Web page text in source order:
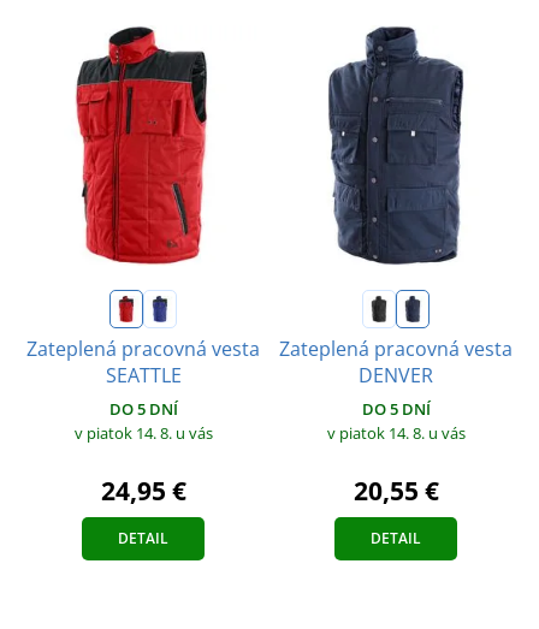
Zateplená pracovná vesta
SEATTLE
DO 5 DNÍ
v piatok 14. 8. u vás
24,95 €
DETAIL
Zateplená pracovná vesta
DENVER
DO 5 DNÍ
v piatok 14. 8. u vás
20,55 €
DETAIL